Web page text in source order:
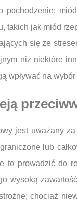
pochodzenie;
takich jak miód
się ze
niż niektóre
wpływać na
jest uważany
lub
to prowadzić do
wysoką
chociaż